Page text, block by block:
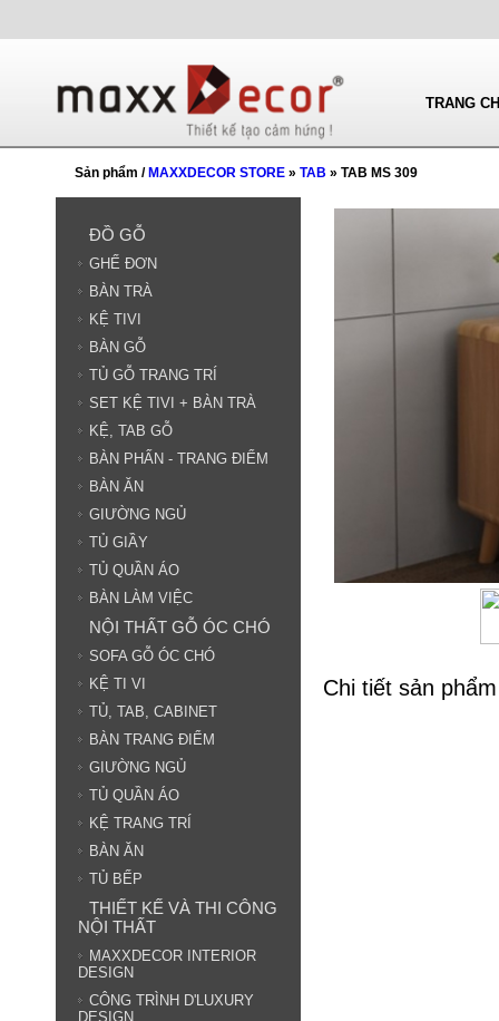
TRANG
Sản phẩm / MAXXDECOR STORE » TAB » TAB MS 309
Chi tiết sản phẩm
ĐỒ GỖ
GHẾ ĐƠN
BÀN TRÀ
KỆ TIVI
BÀN GỖ
TỦ GỖ TRANG TRÍ
SET KỆ TIVI + BÀN TRÀ
KỆ, TAB GỖ
BÀN PHẤN - TRANG ĐIỂM
BÀN ĂN
GIƯỜNG NGỦ
TỦ GIẦY
TỦ QUẦN ÁO
BÀN LÀM VIỆC
NỘI THẤT GỖ ÓC CHÓ
SOFA GỖ ÓC CHÓ
KỆ TI VI
TỦ, TAB, CABINET
BÀN TRANG ĐIỂM
GIƯỜNG NGỦ
TỦ QUẦN ÁO
KỆ TRANG TRÍ
BÀN ĂN
TỦ BẾP
THIẾT KẾ VÀ THI CÔNG
NỘI THẤT
MAXXDECOR INTERIOR
DESIGN
CÔNG TRÌNH D'LUXURY
DESIGN